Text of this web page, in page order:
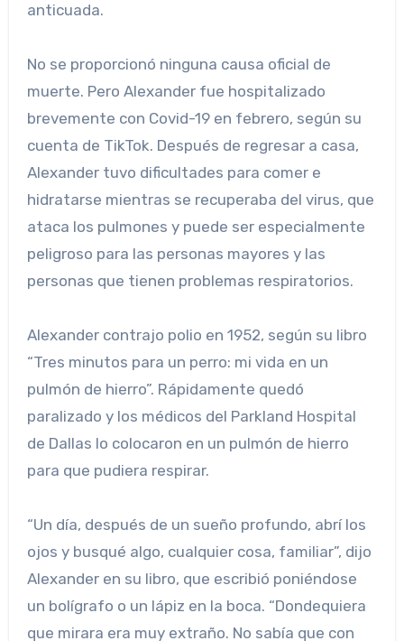
anticuada.
No se proporcionó ninguna causa oficial de
muerte. Pero Alexander fue hospitalizado
brevemente con Covid-19 en febrero, según su
cuenta de TikTok. Después de regresar a casa,
Alexander tuvo dificultades para comer e
hidratarse mientras se recuperaba del virus, que
ataca los pulmones y puede ser especialmente
peligroso para las personas mayores y las
personas que tienen problemas respiratorios.
Alexander contrajo polio en 1952, según su libro
“Tres minutos para un perro: mi vida en un
pulmón de hierro”. Rápidamente quedó
paralizado y los médicos del Parkland Hospital
de Dallas lo colocaron en un pulmón de hierro
para que pudiera respirar.
“Un día, después de un sueño profundo, abrí los
ojos y busqué algo, cualquier cosa, familiar”, dijo
Alexander en su libro, que escribió poniéndose
un bolígrafo o un lápiz en la boca. “Dondequiera
que mirara era muy extraño. No sabía que con